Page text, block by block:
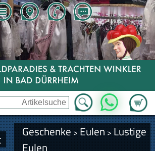
Zum
WhatsApp
Geschenke > Eulen > Lustige
Eulen